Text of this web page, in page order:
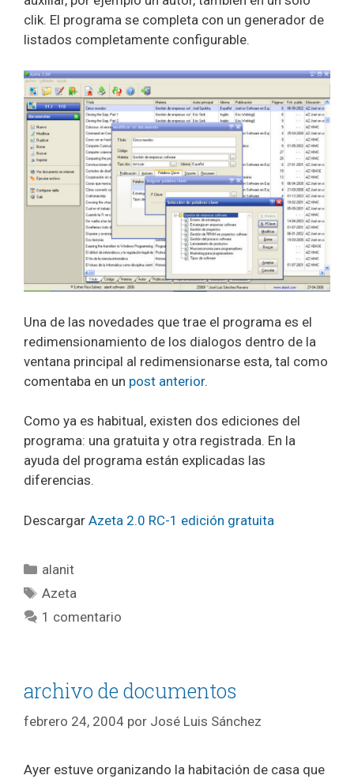
clik. El programa se completa con un generador de
listados completamente configurable.
Una de las novedades que trae el programa es el
redimensionamiento de los dialogos dentro de la
ventana principal al redimensionarse esta, tal como
comentaba en un post anterior.
Como ya es habitual, existen dos ediciones del
programa: una gratuita y otra registrada. En la
ayuda del programa están explicadas las
diferencias.
Descargar Azeta 2.0 RC-1 edición gratuita
Categorías
alanit
Etiquetas
Azeta
1 comentario
archivo de documentos
febrero 24, 2004 por José Luis Sánchez
Ayer estuve organizando la habitación de casa que